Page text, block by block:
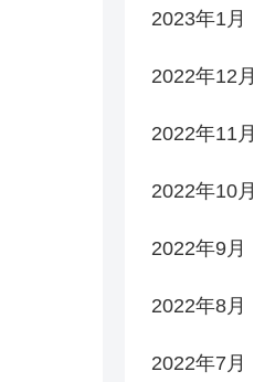
2023年1月
2022年12月
2022年11月
2022年10月
2022年9月
2022年8月
2022年7月